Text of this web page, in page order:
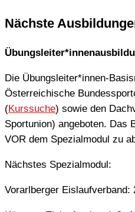
Nächste
Die Übungsleiter*innen-
Österreichische
(Kurssuche) sowie den
Sportunion) angeboten. Das
VOR dem Spezialmodul zu
Nächstes Spezialmodul:
Vorarlberger Eislaufverband: